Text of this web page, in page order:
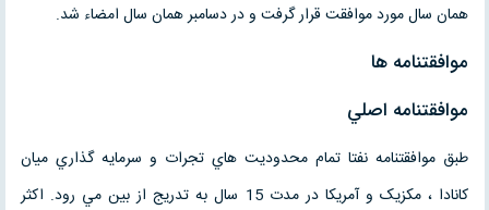
همان سال مورد موافقت قرار گرفت و در دسامبر همان سال امضاء شد.
موافقتنامه ها
موافقتنامه اصلي
طبق موافقتنامه نفتا تمام محدوديت هاي تجرات و سرمايه گذاري ميان
کانادا ، مکزيک و آمريکا در مدت 15 سال به تدريج از بين مي رود. اکثر